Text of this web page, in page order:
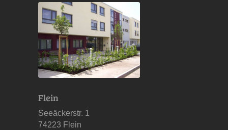
Flein
Seeäckerstr. 1
74223 Flein